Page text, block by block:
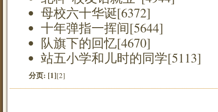
母校六十华诞[6372]
十年弹指一挥间[5644]
队旗下的回忆[4670]
站五小学和儿时的同学[5113]
分页: [1][2]